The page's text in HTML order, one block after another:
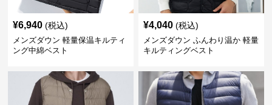
¥6,940 (税込)
メンズダウン 軽量保温キルティ
ング中綿ベスト
¥4,040 (税込)
メンズダウン ふんわり温か 軽量
キルティングベスト